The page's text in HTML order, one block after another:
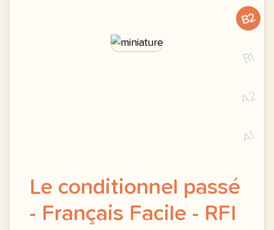
B2
B1
A2
A1
Le conditionnel passé
- Français Facile - RFI